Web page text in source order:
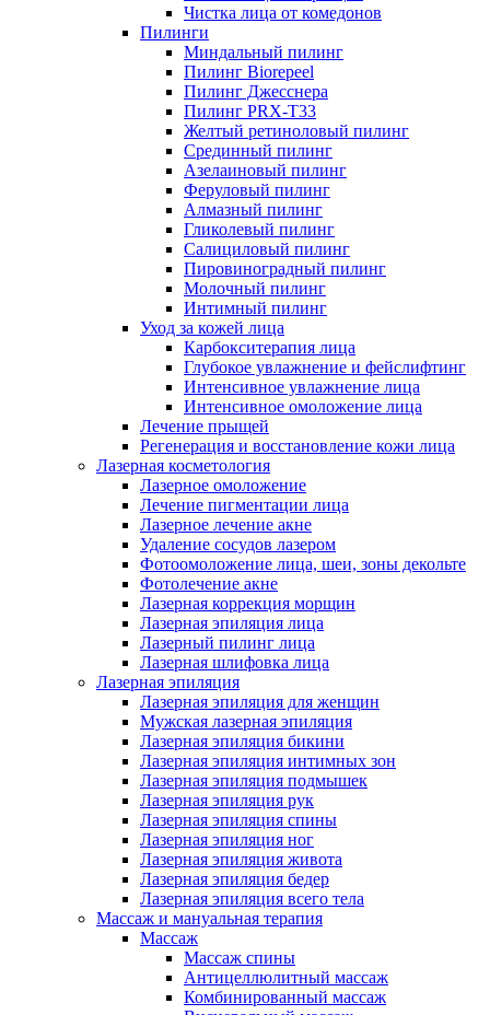
Чистка лица от комедонов
Пилинги
Миндальный пилинг
Пилинг Biorepeel
Пилинг Джесснера
Пилинг PRX-T33
Желтый ретиноловый пилинг
Срединный пилинг
Азелаиновый пилинг
Феруловый пилинг
Алмазный пилинг
Гликолевый пилинг
Салициловый пилинг
Пировиноградный пилинг
Молочный пилинг
Интимный пилинг
Уход за кожей лица
Карбокситерапия лица
Глубокое увлажнение и фейслифтинг
Интенсивное увлажнение лица
Интенсивное омоложение лица
Лечение прыщей
Регенерация и восстановление кожи лица
Лазерная косметология
Лазерное омоложение
Лечение пигментации лица
Лазерное лечение акне
Удаление сосудов лазером
Фотоомоложение лица, шеи, зоны декольте
Фотолечение акне
Лазерная коррекция морщин
Лазерная эпиляция лица
Лазерный пилинг лица
Лазерная шлифовка лица
Лазерная эпиляция
Лазерная эпиляция для женщин
Мужская лазерная эпиляция
Лазерная эпиляция бикини
Лазерная эпиляция интимных зон
Лазерная эпиляция подмышек
Лазерная эпиляция рук
Лазерная эпиляция спины
Лазерная эпиляция ног
Лазерная эпиляция живота
Лазерная эпиляция бедер
Лазерная эпиляция всего тела
Массаж и мануальная терапия
Массаж
Массаж спины
Антицеллюлитный массаж
Комбинированный массаж